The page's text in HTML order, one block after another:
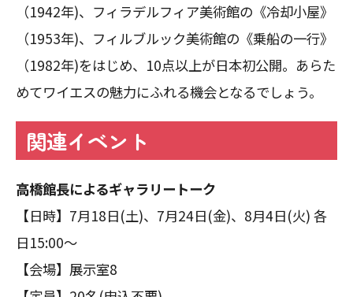
（1942年)、フィラデルフィア美術館の《冷却小屋》
（1953年)、フィルブルック美術館の《乗船の一行》
（1982年)をはじめ、10点以上が日本初公開。あらた
めてワイエスの魅力にふれる機会となるでしょう。
関連イベント
高橋館長によるギャラリートーク
【日時】7月18日(土)、7月24日(金)、8月4日(火) 各
日15:00～
【会場】展示室8